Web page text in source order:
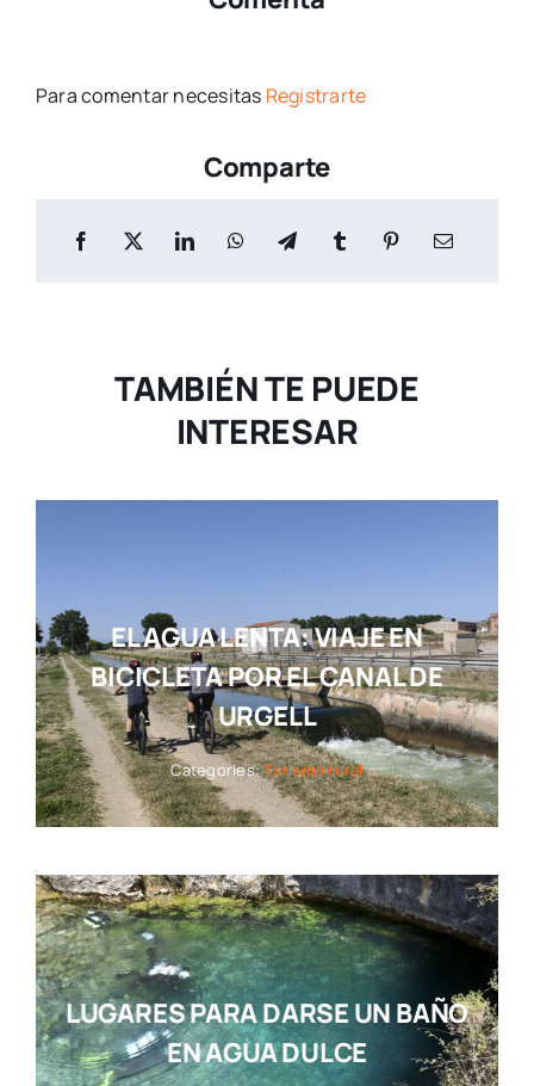
Para comentar necesitas Registrarte
Comparte
TAMBIÉN TE PUEDE
INTERESAR
EL AGUA LENTA: VIAJE EN
BICICLETA POR EL CANAL DE
URGELL
Categories:Turismo rural
LUGARES PARA DARSE UN BAÑO
EN AGUA DULCE